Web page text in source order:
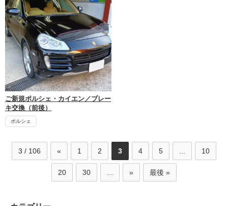
ご新規ポルシェ・カイエン／ブレー
キ交換（前後）
ポルシェ
3 / 106 « 1 2 3 4 5 10
20 30 » 最後 »